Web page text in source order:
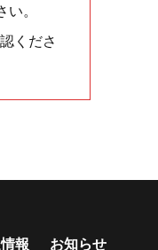
。
くださ
報 お知らせ